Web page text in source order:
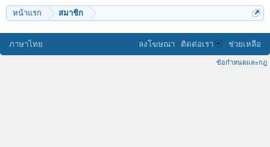
หน้าแรก สมาชิก
ภาษาไทย ลงโฆษณา ติดต่อเรา ช่วยเหลือ
ข้อกำหนดและกฎ